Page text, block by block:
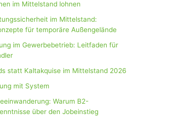
im Mittelstand lohnen
im Mittelstand:
für temporäre Außengelände
im Gewerbebetrieb: Leitfaden für
statt Kaltakquise im Mittelstand 2026
mit System
Warum B2-
über den Jobeinstieg